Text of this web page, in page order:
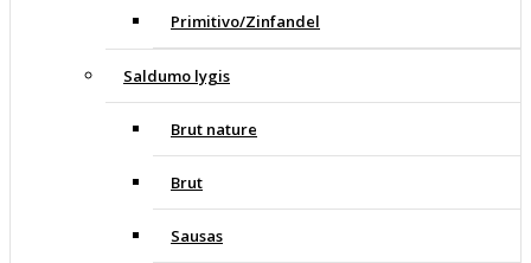
Primitivo/Zinfandel
Saldumo lygis
Brut nature
Brut
Sausas